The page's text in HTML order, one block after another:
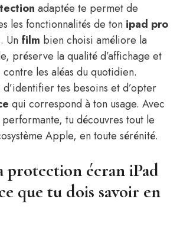
adaptée te permet de
les fonctionnalités de ton ipad pro
Un film bien choisi améliore la
préserve la qualité d’affichage et
contre les aléas du quotidien.
tes besoins et d’opter
qui correspond à ton usage. Avec
performante, tu découvres tout le
Apple, en toute sérénité.
protection écran iPad
que tu dois savoir en